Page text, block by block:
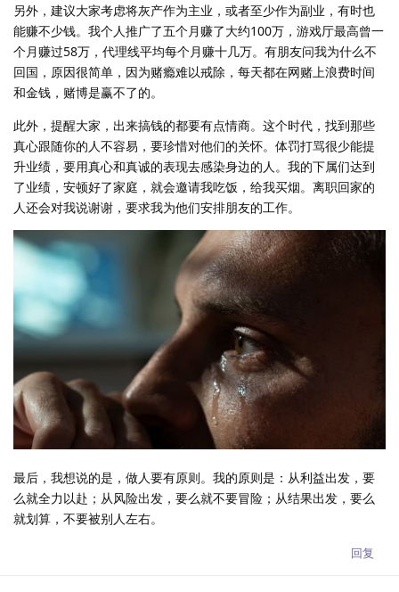
另外，建议大家考虑将灰产作为主业，或者至少作为副业，有时也
能赚不少钱。我个人推广了五个月赚了大约100万，游戏厅最高曾一
个月赚过58万，代理线平均每个月赚十几万。有朋友问我为什么不
回国，原因很简单，因为赌瘾难以戒除，每天都在网赌上浪费时间
和金钱，赌博是赢不了的。
此外，提醒大家，出来搞钱的都要有点情商。这个时代，找到那些
真心跟随你的人不容易，要珍惜对他们的关怀。体罚打骂很少能提
升业绩，要用真心和真诚的表现去感染身边的人。我的下属们达到
了业绩，安顿好了家庭，就会邀请我吃饭，给我买烟。离职回家的
人还会对我说谢谢，要求我为他们安排朋友的工作。
最后，我想说的是，做人要有原则。我的原则是：从利益出发，要
么就全力以赴；从风险出发，要么就不要冒险；从结果出发，要么
就划算，不要被别人左右。
回复